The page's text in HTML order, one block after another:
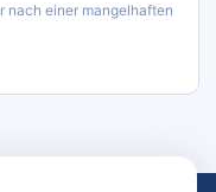
nach einer mangelhaften